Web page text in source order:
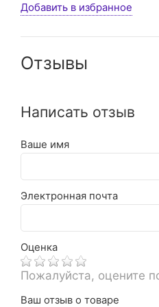
Добавить в избранное
Отзывы
Написать отзыв
Ваше имя
Электронная почта
Оценка
Пожалуйста, оцените
Ваш отзыв о товаре